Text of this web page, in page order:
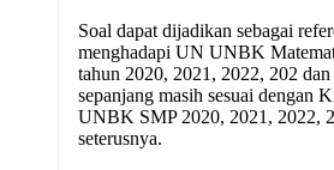
Soal dapat dijadikan sebagai
menghadapi UN UNBK
tahun 2020, 2021, 2022, 202 dan
sepanjang masih sesuai dengan
UNBK SMP 2020, 2021, 2022,
seterusnya.